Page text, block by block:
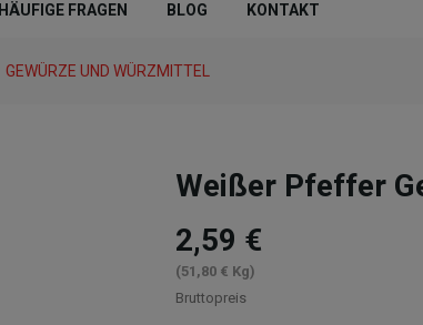
HÄUFIGE FRAGEN BLOG KONTAKT
GEWÜRZE UND WÜRZMITTEL
Weißer Pfeffer
2,59 €
(51,80 € Kg)
Bruttopreis